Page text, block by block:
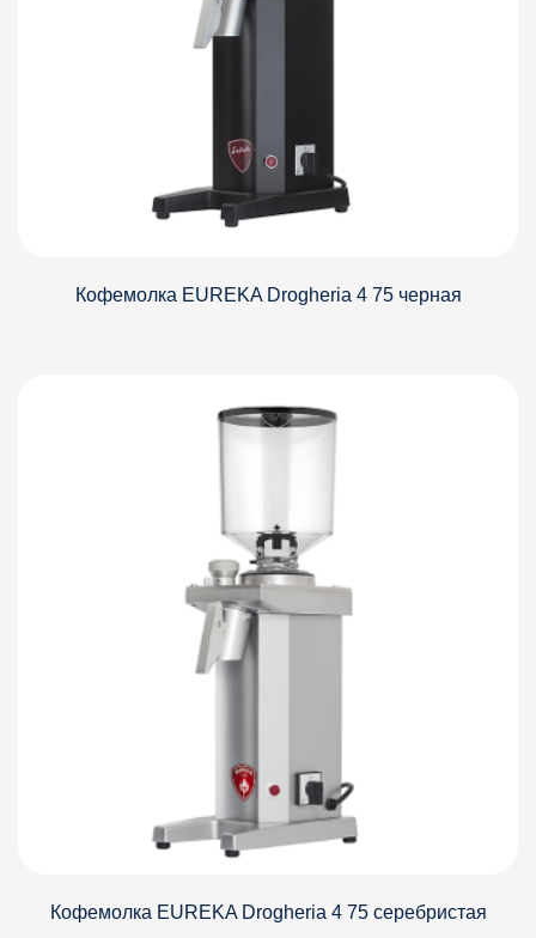
Кофемолка EUREKA Drogheria 4 75 черная
Кофемолка EUREKA Drogheria 4 75 серебристая